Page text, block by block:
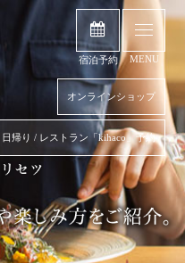
オンラインショップ
日帰り / レストラン「kihaco」予約
宿泊予約 MENU